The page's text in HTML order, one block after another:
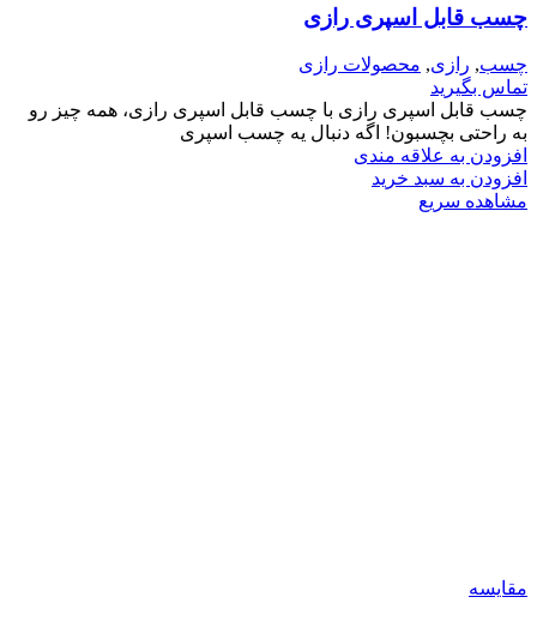
چسب قابل اسپری رازی
چسب, رازی, محصولات رازی
تماس بگیرید
چسب قابل اسپری رازی با چسب قابل اسپری رازی، همه چیز رو
به راحتی بچسبون! اگه دنبال یه چسب اسپری
افزودن به علاقه مندی
افزودن به سبد خرید
مشاهده سریع
مقایسه